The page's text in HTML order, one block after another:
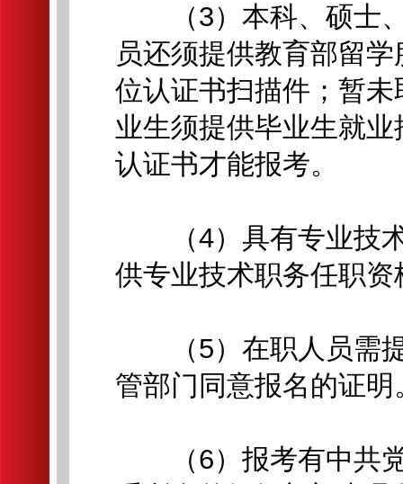
（3）本科、硕士、
员还须提供教育部留
位认证书扫描件；暂
业生须提供毕业生就
认证书才能报考。
（4）具有专业技术
供专业技术职务任职资
（5）在职人员需提
管部门同意报名的证明
（6）报考有中共党